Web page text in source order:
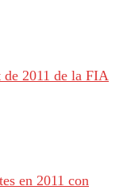
2011 de la FIA
en 2011 con